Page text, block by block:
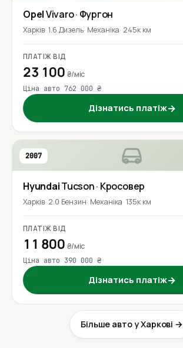
OpelVivaro· Фургон
Харків 1.6 Дизель Механіка 245к км
ПЛАТІЖ ВІД
23 100 ₴/міс
Ціна авто 762 000 ₴
Дізнатись платіж→
2007
HyundaiTucson· Кросовер
Харків 2.0 Бензин Механіка 135к км
ПЛАТІЖ ВІД
11 800 ₴/міс
Ціна авто 390 000 ₴
Дізнатись платіж→
Більше авто у Харкові →